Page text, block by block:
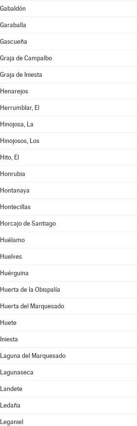
Gabaldón
Garaballa
Gascueña
Graja de Campalbo
Graja de Iniesta
Henarejos
Herrumblar, El
Hinojosa, La
Hinojosos, Los
Hito, El
Honrubia
Hontanaya
Hontecillas
Horcajo de Santiago
Huélamo
Huelves
Huérguina
Huerta de la Obispalía
Huerta del Marquesado
Huete
Iniesta
Laguna del Marquesado
Lagunaseca
Landete
Ledaña
Leganiel